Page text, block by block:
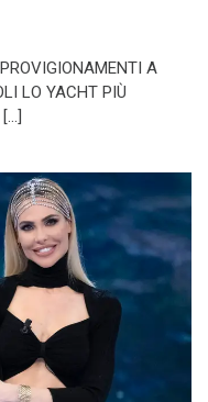
A
LO YACHT PIÙ
[…]